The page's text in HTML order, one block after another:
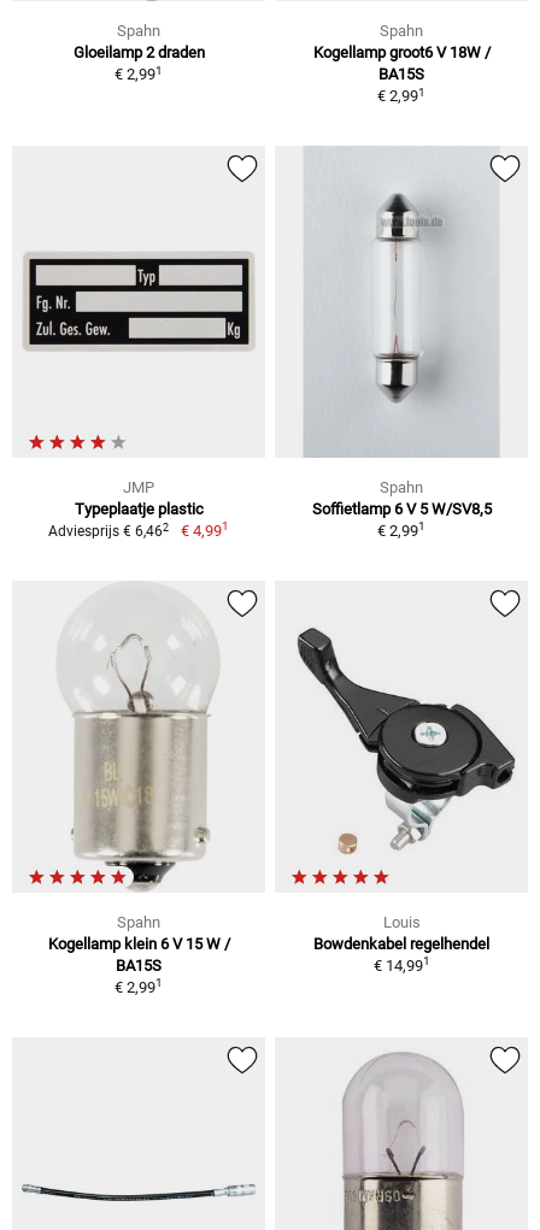
Spahn
Gloeilamp 2 draden
€ 2,991
Spahn
Kogellamp groot6 V 18W /
BA15S
€ 2,991
JMP
Typeplaatje plastic
Adviesprijs € 6,462 € 4,991
Spahn
Soffietlamp 6 V 5 W/SV8,5
€ 2,991
Spahn
Kogellamp klein 6 V 15 W /
BA15S
€ 2,991
Louis
Bowdenkabel regelhendel
€ 14,991